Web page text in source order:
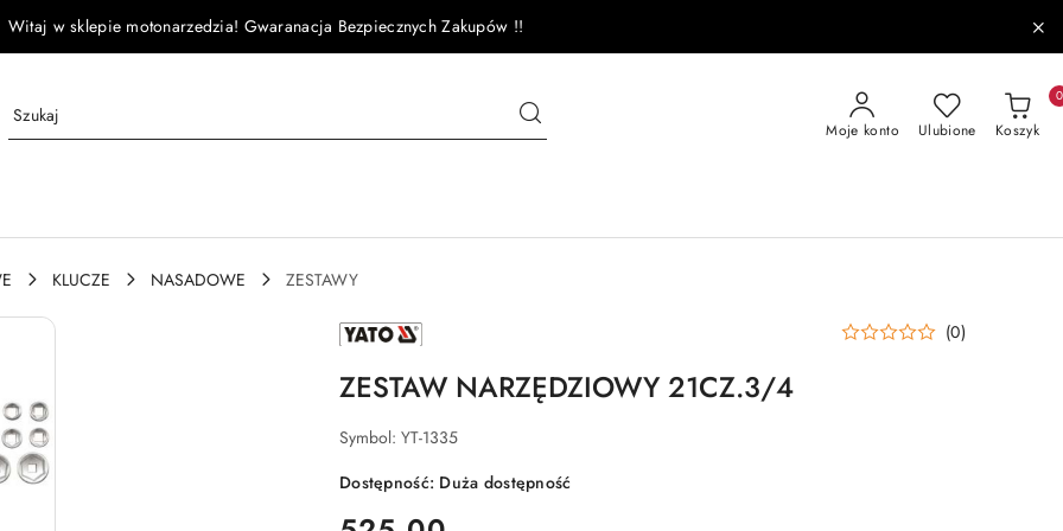
Witaj w sklepie motonarzedzia! Gwaranacja Bezpiecznych Zakupów !!
Moje konto Ulubione Koszyk
0
KLUCZE NASADOWE
ZESTAWY
NAZWA
PRODUCENTA: (0)
ZESTAW NARZĘDZIOWY 21CZ.3/4
Symbol: YT-1335
Dostępność: Duża dostępność